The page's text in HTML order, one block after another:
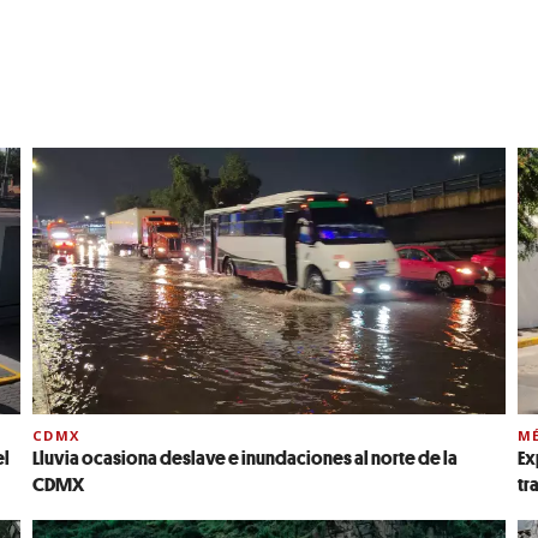
CDMX
Lluvia ocasiona deslave e inundaciones al norte de la
CDMX